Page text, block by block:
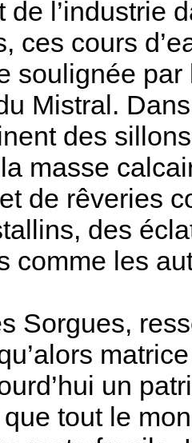
de l’industrie
ces cours
soulignée
Mistral.
des
masse
de rêveries
des
comme les
Sorgues,
un
tout le